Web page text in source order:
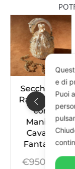
Secchiello
Raso Latte
con
Manico
Cavallo
Fantasia
€950,00
e di
Puoi